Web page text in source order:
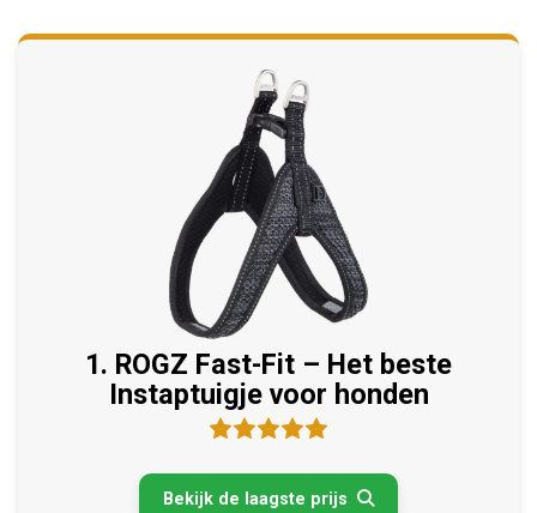
1. ROGZ Fast-Fit – Het beste
Instaptuigje voor honden
Bekijk de laagste prijs 